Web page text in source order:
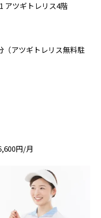
アツギトレリス4階
（アツギトレリス無料駐
円/月